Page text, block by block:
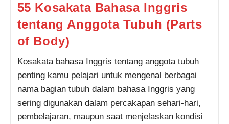
Dengan
Artinya
55 Kosakata Bahasa Inggris
tentang Anggota Tubuh (Parts
of Body)
Kosakata bahasa Inggris tentang anggota tubuh
penting kamu pelajari untuk mengenal berbagai
nama bagian tubuh dalam bahasa Inggris yang
sering digunakan dalam percakapan sehari-hari,
pembelajaran, maupun saat menjelaskan kondisi